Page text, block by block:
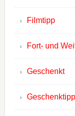
Filmtipp
Fort- und
Geschenkt